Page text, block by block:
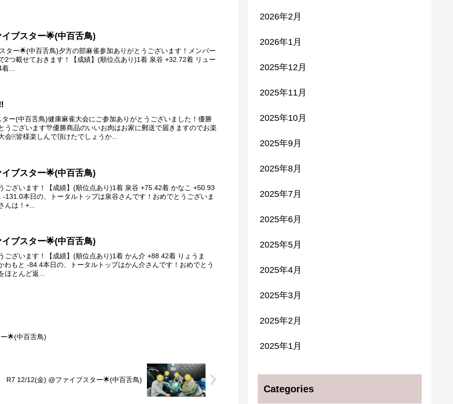
ブスター🌟(中百舌鳥)
ター🌟(中百舌鳥)夕方の部麻雀参加ありがとうございます！メンバー
2つ載せておきます！【成績】(順位点あり)1着 泉谷 +32.72着 リュー
...
ー(中百舌鳥)健康麻雀大会にご参加ありがとうございました！優勝
うございます🎊優勝商品のいいお肉はお家に郵送で届きますのでお楽
会🀄皆様楽しんで頂けたでしょうか...
ブスター🌟(中百舌鳥)
ございます！【成績】(順位点あり)1着 泉谷 +75.42着 かなこ +50.93
131.0本日の、トータルトップは泉谷さんです！おめでとうございま
んは！+...
ブスター🌟(中百舌鳥)
ございます！【成績】(順位点あり)1着 かん介 +88.42着 りょうま
わもと -84.4本日の、トータルトップはかん介さんです！おめでとう
ほとんど返...
🌟(中百舌鳥)
R7 12/12(金) @ファイブスター🌟(中百舌鳥)
2026年2月
2026年1月
2025年12月
2025年11月
2025年10月
2025年9月
2025年8月
2025年7月
2025年6月
2025年5月
2025年4月
2025年3月
2025年2月
2025年1月
Categories